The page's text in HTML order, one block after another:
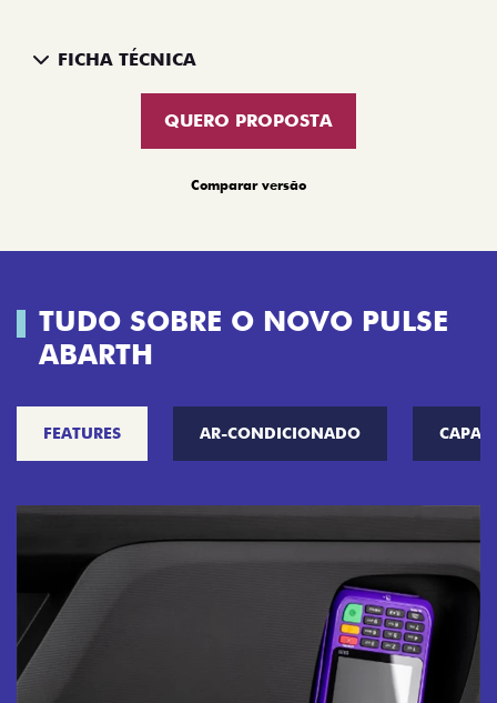
FICHA TÉCNICA
QUERO PROPOSTA
Comparar versão
TUDO SOBRE O NOVO PULSE
ABARTH
FEATURES AR-CONDICIONADO